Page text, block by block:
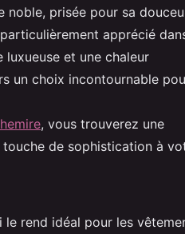
noble, prisée pour sa
apprécié
et une chaleur
un choix incontournable
, vous trouverez une
de sophistication à
le rend idéal pour les